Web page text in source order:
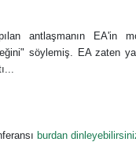
antlaşmanın EA'in
söylemiş. EA zaten
burdan